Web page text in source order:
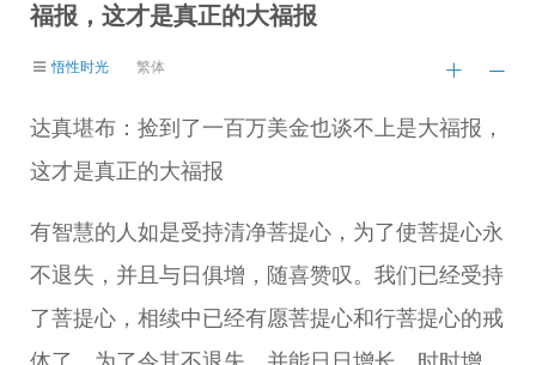
福报，这才是真正的大福报
悟性时光 繁体
达真堪布：捡到了一百万美金也谈不上是大福报，
这才是真正的大福报
有智慧的人如是受持清净菩提心，为了使菩提心永
不退失，并且与日俱增，随喜赞叹。我们已经受持
了菩提心，相续中已经有愿菩提心和行菩提心的戒